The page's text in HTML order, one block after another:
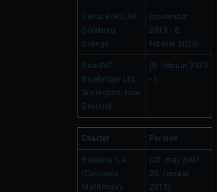
Stena RoRo AB,
Göteborg,
Sverige
(november
2019 - 8.
februar 2023)
StraitNZ
Bluebridge Ltd.,
Wellington, New
Zealand
(8. februar 2023
- )
Charter Periode
Baleària S.A.
(Eurolines
Maritimes),
(20. maj 2007 -
20. februar
2010)